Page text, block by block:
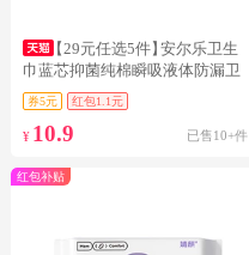
【29元任选5件】安尔乐卫生
巾蓝芯抑菌纯棉瞬吸液体防漏卫
生巾
券5元 红包1.1元
¥ 10.9 已售10+件
红包补贴